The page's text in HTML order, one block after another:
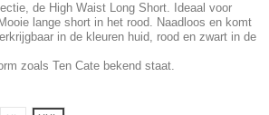
de High Waist Long Short. Ideaal voor
lange short in het rood. Naadloos en komt
in de kleuren huid, rood en zwart in de
zoals Ten Cate bekend staat.